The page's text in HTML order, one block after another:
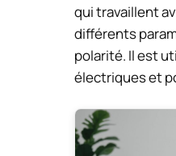
qui travaillent
différents
polarité. Il est
électriques et